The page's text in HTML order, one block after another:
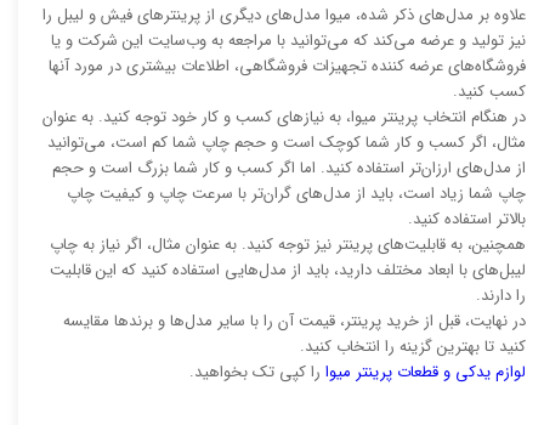
علاوه بر مدل‌های ذکر شده، میوا مدل‌های دیگری از پرینترهای فیش و لیبل را
نیز تولید و عرضه می‌کند که می‌توانید با مراجعه به وب‌سایت این شرکت و یا
فروشگاه‌های عرضه کننده تجهیزات فروشگاهی، اطلاعات بیشتری در مورد آنها
کسب کنید.
در هنگام انتخاب پرینتر میوا، به نیازهای کسب و کار خود توجه کنید. به عنوان
مثال، اگر کسب و کار شما کوچک است و حجم چاپ شما کم است، می‌توانید
از مدل‌های ارزان‌تر استفاده کنید. اما اگر کسب و کار شما بزرگ است و حجم
چاپ شما زیاد است، باید از مدل‌های گران‌تر با سرعت چاپ و کیفیت چاپ
بالاتر استفاده کنید.
همچنین، به قابلیت‌های پرینتر نیز توجه کنید. به عنوان مثال، اگر نیاز به چاپ
لیبل‌های با ابعاد مختلف دارید، باید از مدل‌هایی استفاده کنید که این قابلیت
را دارند.
در نهایت، قبل از خرید پرینتر، قیمت آن را با سایر مدل‌ها و برندها مقایسه
کنید تا بهترین گزینه را انتخاب کنید.
لوازم یدکی و قطعات پرینتر میوا را کپی تک بخواهید.